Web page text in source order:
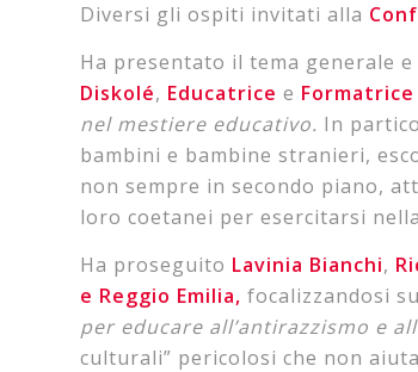
Diversi gli ospiti invitati alla
Ha presentato il tema generale
Diskolé, Educatrice e
nel mestiere educativo. In
bambini e bambine stranieri,
non sempre in secondo piano,
loro coetanei per esercitarsi
Ha proseguito Lavinia Bianchi,
e Reggio Emilia, focalizzandosi su
per educare all’antirazzismo e
culturali” pericolosi che non